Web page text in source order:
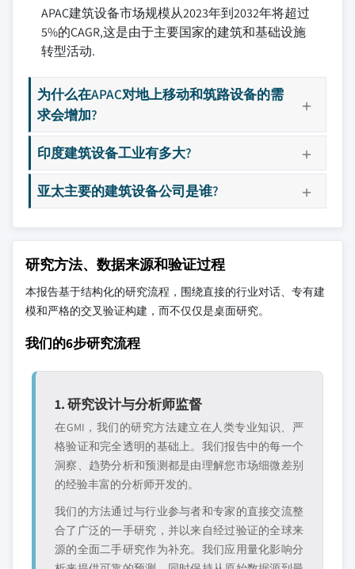
APAC建筑设备市场规模从2023年到2032年将超过
5%的CAGR,这是由于主要国家的建筑和基础设施
转型活动.
为什么在APAC对地上移动和筑路设备的需
求会增加?
印度建筑设备工业有多大?
亚太主要的建筑设备公司是谁?
研究方法、数据来源和验证过程
本报告基于结构化的研究流程，围绕直接的行业对话、专有建
模和严格的交叉验证构建，而不仅仅是桌面研究。
我们的6步研究流程
1. 研究设计与分析师监督
在GMI，我们的研究方法建立在人类专业知识、严
格验证和完全透明的基础上。我们报告中的每一个
洞察、趋势分析和预测都是由理解您市场细微差别
的经验丰富的分析师开发的。
我们的方法通过与行业参与者和专家的直接交流整
合了广泛的一手研究，并以来自经过验证的全球来
源的全面二手研究作为补充。我们应用量化影响分